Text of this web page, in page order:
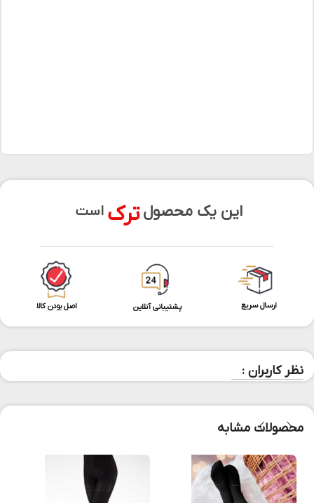
این یک محصول ترک است
ارسال سریع پشتیبانی آنلاین اصل بودن کالا
نظر کاربران :
محصولات مشابه